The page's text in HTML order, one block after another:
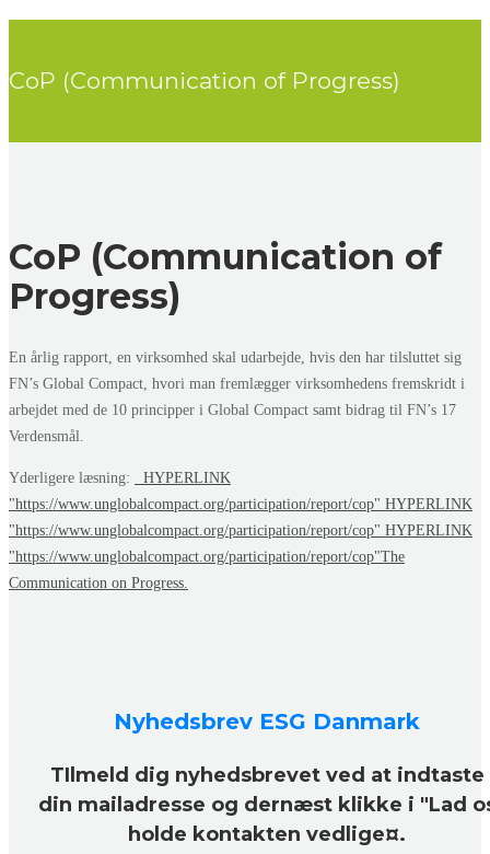
CoP (Communication of Progress)
CoP (Communication of
Progress)
En årlig rapport, en virksomhed skal udarbejde, hvis den har tilsluttet sig
FN’s Global Compact, hvori man fremlægger virksomhedens fremskridt i
arbejdet med de 10 principper i Global Compact samt bidrag til FN’s 17
Verdensmål.
Yderligere læsning:
HYPERLINK
"https://www.unglobalcompact.org/participation/report/cop" HYPERLINK
"https://www.unglobalcompact.org/participation/report/cop" HYPERLINK
"https://www.unglobalcompact.org/participation/report/cop"The
Communication on Progress.
Nyhedsbrev ESG Danmark
TIlmeld dig nyhedsbrevet ved at indtaste
din mailadresse og dernæst klikke i "Lad
holde kontakten vedlige¤.